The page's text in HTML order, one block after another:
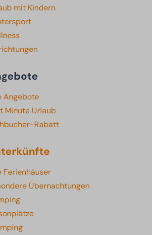
mit Kindern
Angebote
Minute Urlaub
Rabatt
Ferienhäuser
Übernachtungen